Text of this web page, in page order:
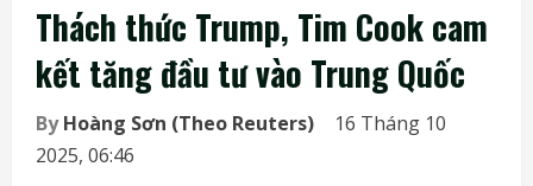
Thách thức Trump, Tim Cook cam
kết tăng đầu tư vào Trung Quốc
ByHoàng Sơn (Theo Reuters)
16 Tháng 10
2025, 06:46